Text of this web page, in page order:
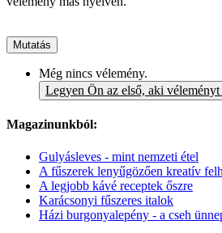
Mutatás
Még nincs vélemény.
Legyen Ön az első, aki
Magazinunkból:
Gulyásleves - mint nemzeti étel
A fűszerek lenyűgözően kreatív
A legjobb kávé receptek őszre
Karácsonyi fűszeres italok
Házi burgonyalepény - a cseh